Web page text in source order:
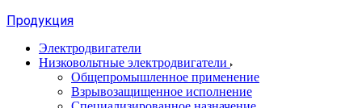
Продукция
Электродвигатели
Низковольтные электродвигатели
Общепромышленное применение
Взрывозащищенное исполнение